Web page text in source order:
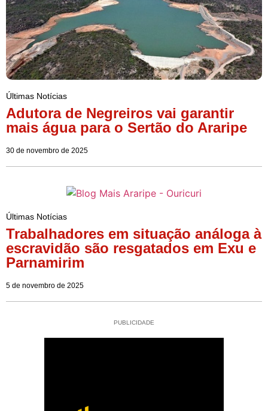
Últimas Notícias
Adutora de Negreiros vai garantir
mais água para o Sertão do Araripe
30 de novembro de 2025
Últimas Notícias
Trabalhadores em situação análoga à
escravidão são resgatados em Exu e
Parnamirim
5 de novembro de 2025
PUBLICIDADE